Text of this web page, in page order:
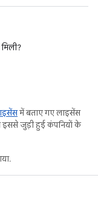
में बताए गए लाइसेंस
इससे जुड़ी हुई कंपनियों के